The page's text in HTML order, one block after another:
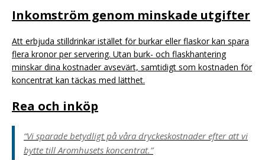
Inkomström genom minskade utgifter
Att erbjuda stilldrinkar istället för burkar eller flaskor kan spara
flera kronor per servering. Utan burk- och flaskhantering
minskar dina kostnader avsevärt, samtidigt som kostnaden för
koncentrat kan täckas med lätthet.
Rea och inköp
“Vi sparade betydligt på våra dryckeskostnader efter att vi
bytte till Aromhusets koncentrat.”